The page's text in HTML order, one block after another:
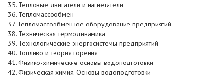
35. Тепловые двигатели и нагнетатели
36. Тепломассообмен
37. Тепломассообменное оборудование предприятий
38. Техническая термодинамика
39. Технологические энергосистемы предприятий
40. Топливо и теория горения
41. Физико-химические основы водоподготовки
42. Физическая химия. Основы водоподготовки